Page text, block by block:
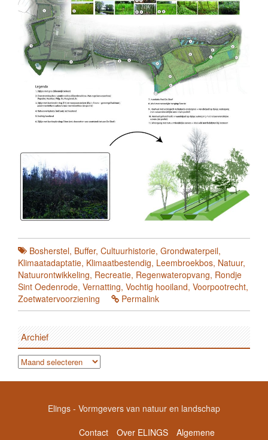
Bosherstel, Buffer, Cultuurhistorie, Grondwaterpeil,
Klimaatadaptatie, Klimaatbestendig, Leembroekbos, Natuur,
Natuurontwikkeling, Recreatie, Regenwateropvang, Rondje
Sint Oedenrode, Vernatting, Vochtig hooiland, Voorpootrecht,
Zoetwatervoorziening
Permalink
Archief
Archief
Elings - Vormgevers van natuur en landschap
Contact
Over ELINGS
Algemene